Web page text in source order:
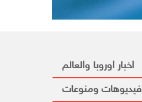
اخبار اوروبا والعالم
فيديوهات ومنوعات